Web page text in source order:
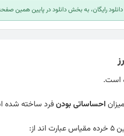
دانلود رایگان، به بخش دانلود در پایین همین
است.
احساساتی بودنفرد ساخته شده